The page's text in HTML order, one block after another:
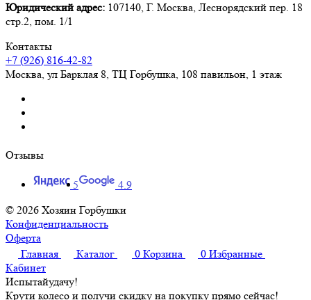
Юридический адрес: 107140, Г. Москва, Леснорядский пер. 18
стр.2, пом. 1/1
Контакты
+7 (926) 816-42-82
Москва, ул Барклая 8, ТЦ Горбушка, 108 павильон, 1 этаж
Отзывы
5
4.9
© 2026 Хозяин Горбушки
Конфиденциальность
Оферта
Главная
Каталог 0 Корзина 0 Избранные
Кабинет
Испытайудачу!
Крути колесо и получи скидку на покупку прямо сейчас!